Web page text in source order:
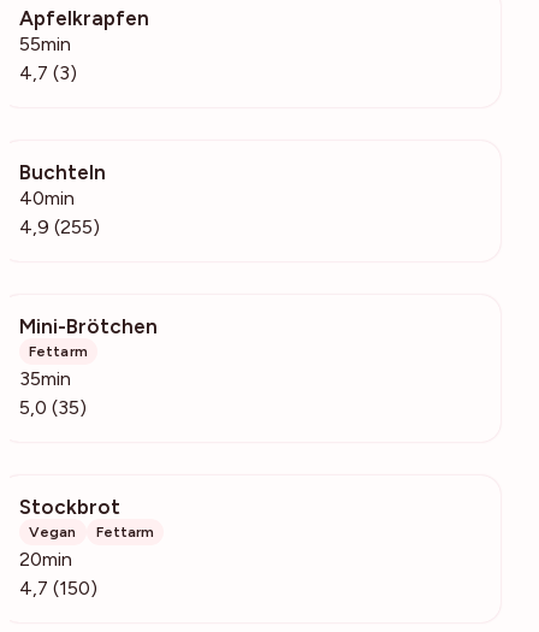
Apfelkrapfen
55min
4,7 (3)
Buchteln
40min
4,9 (255)
Mini-Brötchen
Fettarm
35min
5,0 (35)
Stockbrot
Vegan Fettarm
20min
4,7 (150)